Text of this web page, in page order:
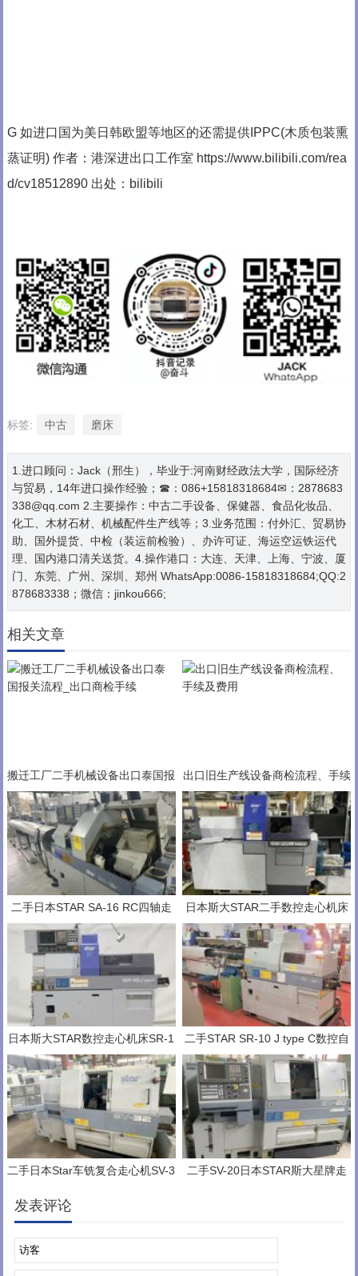
G 如进口国为美日韩欧盟等地区的还需提供IPPC(木质包装熏
蒸证明) 作者：港深进出口工作室 https://www.bilibili.com/rea
d/cv18512890 出处：bilibili
标签: 中古 磨床
1.进口顾问：Jack（邢生），毕业于:河南财经政法大学，国际经济
与贸易，14年进口操作经验；☎：086+15818318684✉：2878683
338@qq.com 2.主要操作：中古二手设备、保健器、食品化妆品、
化工、木材石材、机械配件生产线等；3.业务范围：付外汇、贸易协
助、国外提货、中检（装运前检验）、办许可证、海运空运铁运代
理、国内港口清关送货。4.操作港口：大连、天津、上海、宁波、厦
门、东莞、广州、深圳、郑州 WhatsApp:0086-15818318684;QQ:2
878683338；微信：jinkou666;
相关文章
搬迁工厂二手机械设备出口泰国报
关流程_出口商检手续
出口旧生产线设备商检流程、手续
及费用
二手日本STAR SA-16 RC四轴走
心机进口国内的海运时效
日本斯大STAR二手数控走心机床
SB-20RtypeG进口流程
日本斯大STAR数控走心机床SR-1
0JtypeC_star进口中检
二手STAR SR-10 J type C数控自
动车床进口关税几何
二手日本Star车铣复合走心机SV-3
二手SV-20日本STAR斯大星牌走
发表评论